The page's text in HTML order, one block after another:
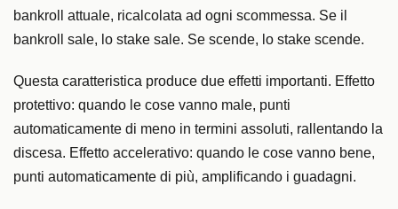
bankroll attuale, ricalcolata ad ogni scommessa. Se il
bankroll sale, lo stake sale. Se scende, lo stake scende.
Questa caratteristica produce due effetti importanti. Effetto
protettivo: quando le cose vanno male, punti
automaticamente di meno in termini assoluti, rallentando la
discesa. Effetto accelerativo: quando le cose vanno bene,
punti automaticamente di più, amplificando i guadagni.